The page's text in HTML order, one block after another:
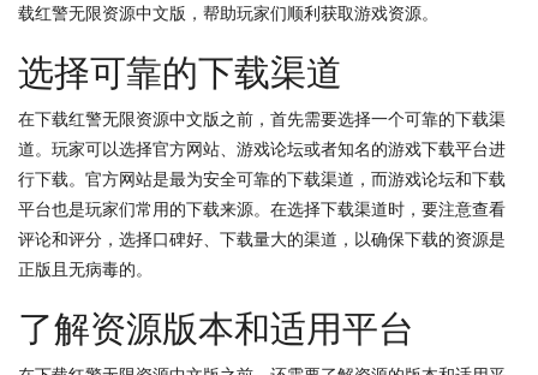
载红警无限资源中文版，帮助玩家们顺利获取游戏资源。
选择可靠的下载渠道
在下载红警无限资源中文版之前，首先需要选择一个可靠的下载渠
道。玩家可以选择官方网站、游戏论坛或者知名的游戏下载平台进
行下载。官方网站是最为安全可靠的下载渠道，而游戏论坛和下载
平台也是玩家们常用的下载来源。在选择下载渠道时，要注意查看
评论和评分，选择口碑好、下载量大的渠道，以确保下载的资源是
正版且无病毒的。
了解资源版本和适用平台